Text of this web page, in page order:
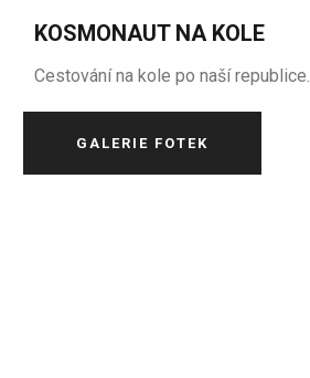
KOSMONAUT NA KOLE
Cestování na kole po naší republice.
GALERIE FOTEK